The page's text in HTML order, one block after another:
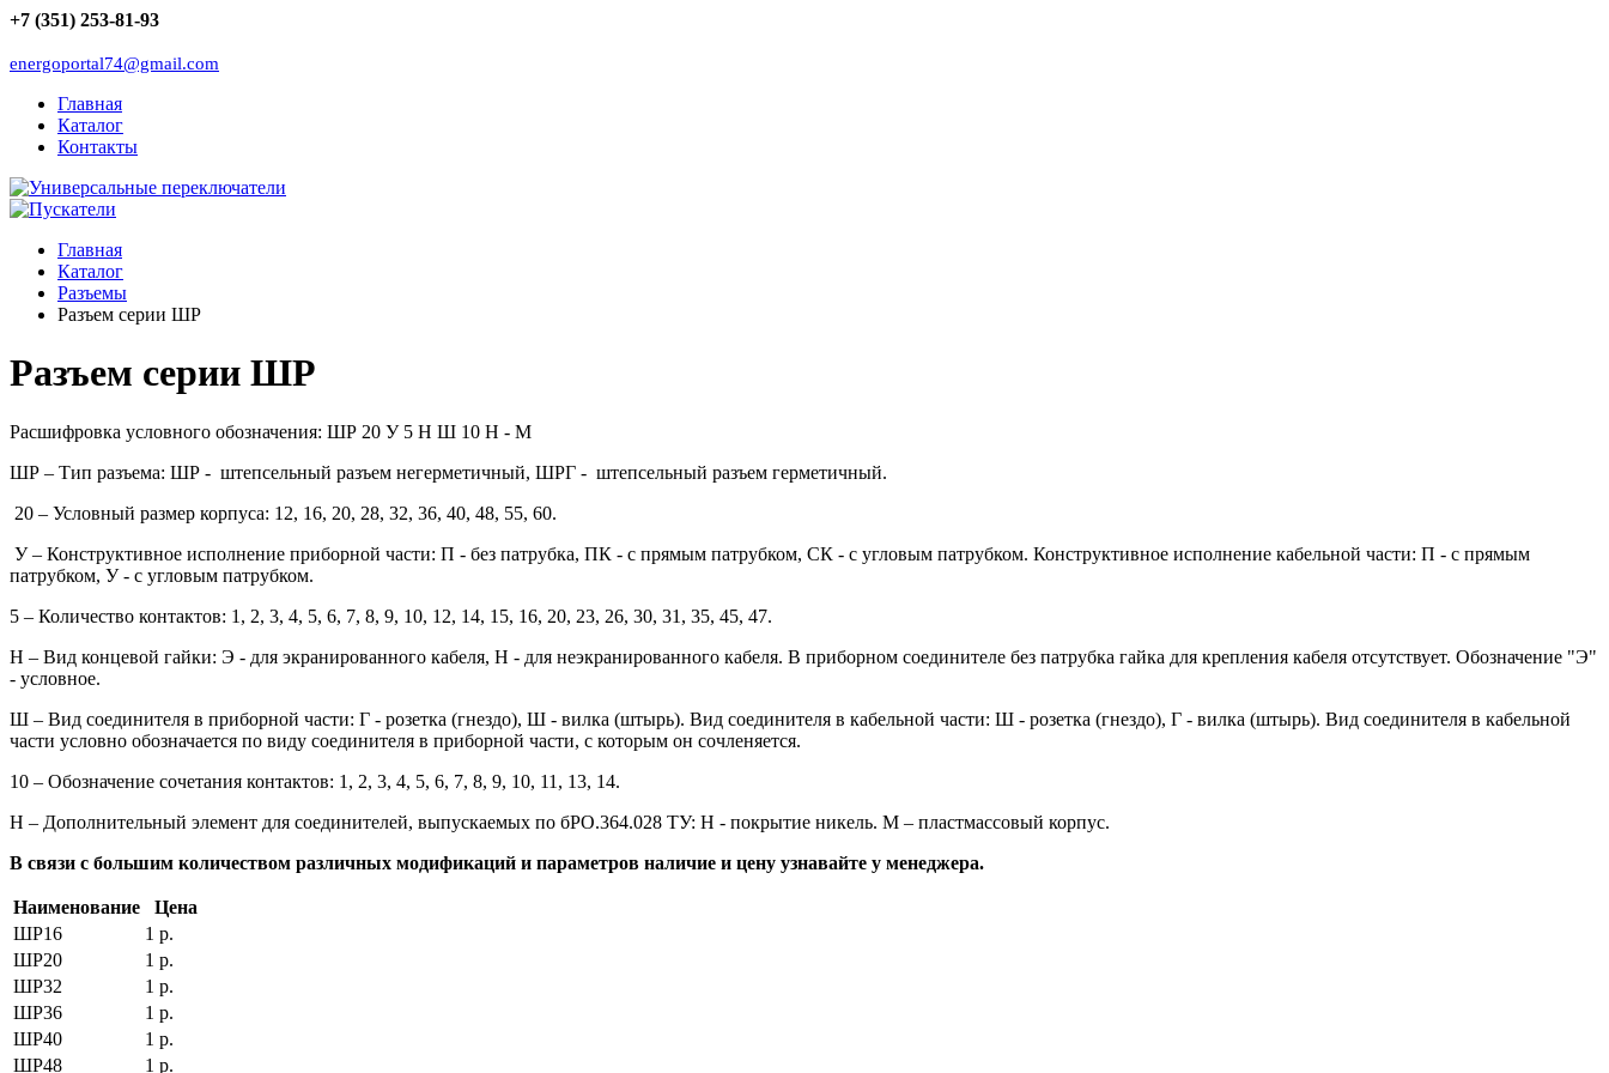
+7 (351) 253-81-93
energoportal74@gmail.com
Главная
Каталог
Контакты
Главная
Каталог
Разъемы
Разъем серии ШР
Разъем серии ШР
Расшифровка условного обозначения: ШР 20 У 5 Н Ш 10 Н - М
ШР – Тип разъема: ШР - штепсельный разъем негерметичный, ШРГ - штепсельный разъем герметичный.
20 – Условный размер корпуса: 12, 16, 20, 28, 32, 36, 40, 48, 55, 60.
У – Конструктивное исполнение приборной части: П - без патрубка, ПК - с прямым патрубком, СК - с угловым патрубком. Конструктивное исполнение кабельной части: П - с прямым
патрубком, У - с угловым патрубком.
5 – Количество контактов: 1, 2, 3, 4, 5, 6, 7, 8, 9, 10, 12, 14, 15, 16, 20, 23, 26, 30, 31, 35, 45, 47.
Н – Вид концевой гайки: Э - для экранированного кабеля, Н - для неэкранированного кабеля. В приборном соединителе без патрубка гайка для крепления кабеля отсутствует. Обозначение "Э"
- условное.
Ш – Вид соединителя в приборной части: Г - розетка (гнездо), Ш - вилка (штырь). Вид соединителя в кабельной части: Ш - розетка (гнездо), Г - вилка (штырь). Вид соединителя в кабельной
части условно обозначается по виду соединителя в приборной части, с которым он сочленяется.
10 – Обозначение сочетания контактов: 1, 2, 3, 4, 5, 6, 7, 8, 9, 10, 11, 13, 14.
Н – Дополнительный элемент для соединителей, выпускаемых по бРО.364.028 ТУ: Н - покрытие никель. М – пластмассовый корпус.
В связи с большим количеством различных модификаций и параметров наличие и цену узнавайте у менеджера.
Наименование
Цена
ШР16
1 р.
ШР20
1 р.
ШР32
1 р.
ШР36
1 р.
ШР40
1 р.
ШР48
1 р.